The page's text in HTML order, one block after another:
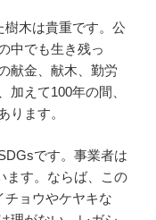
木は貴重です。公
中でも生き残っ
献金、献木、勤労
加えて100年の間、
ります。
です。事業者は
ます。ならば、この
チョウやケヤキな